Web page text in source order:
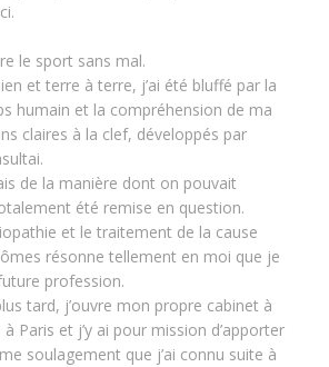
le sport sans mal.
et terre à terre, j’ai été bluffé par la
humain et la compréhension de ma
claires à la clef, développés par
de la manière dont on pouvait
été remise en question.
et le traitement de la cause
résonne tellement en moi que je
profession.
tard, j’ouvre mon propre cabinet à
à Paris et j’y ai pour mission d’apporter
soulagement que j’ai connu suite à